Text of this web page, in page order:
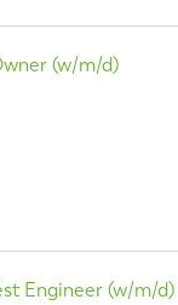
(w/m/d)
Engineer (w/m/d)